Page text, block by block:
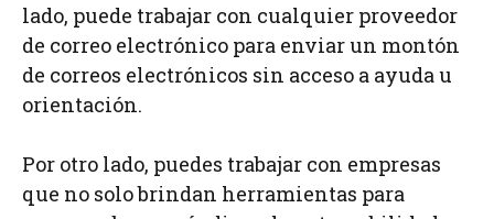
lado, puede trabajar con cualquier proveedor
de correo electrónico para enviar un montón
de correos electrónicos sin acceso a ayuda u
orientación.
Por otro lado, puedes trabajar con empresas
que no solo brindan herramientas para